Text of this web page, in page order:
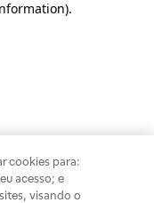
.
cookies para:
acesso; e
visando o